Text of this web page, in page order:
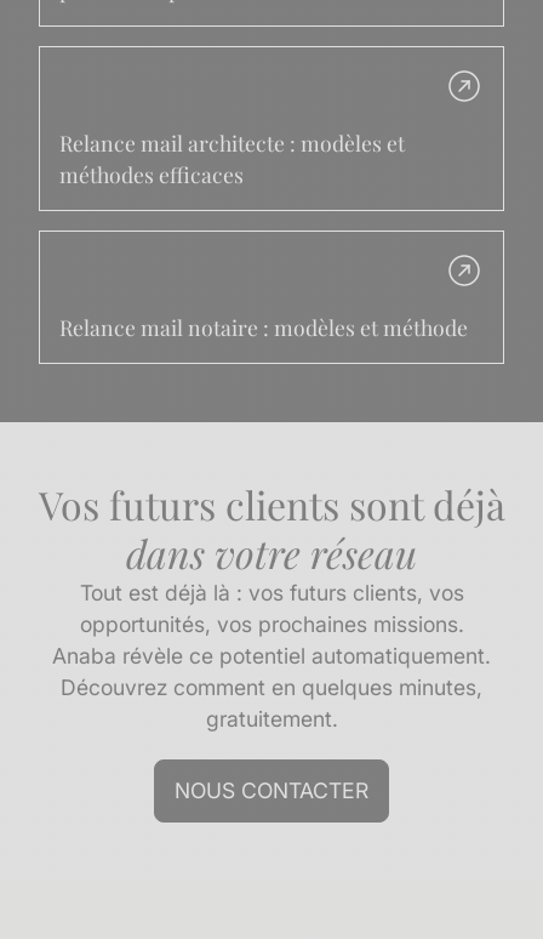
Relance mail architecte : modèles et
méthodes efficaces
Relance mail notaire : modèles et méthode
Vos futurs clients sont déjà
dans votre réseau
Tout est déjà là : vos futurs clients, vos
opportunités, vos prochaines missions.
Anaba révèle ce potentiel automatiquement.
Découvrez comment en quelques minutes,
gratuitement.
NOUS CONTACTER